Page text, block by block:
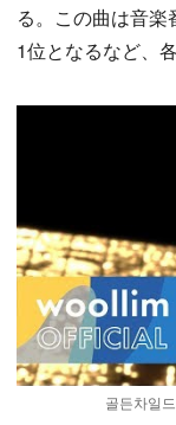
る。この曲は音
1位となるなど、
골든차일